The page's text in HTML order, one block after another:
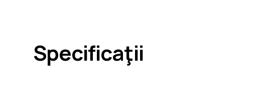
Specificaţii